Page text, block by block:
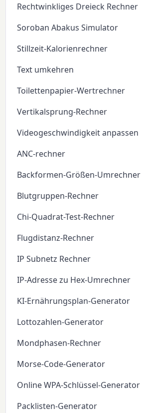
Rechtwinkliges Dreieck Rechner
Soroban Abakus Simulator
Stillzeit-Kalorienrechner
Text umkehren
Toilettenpapier-Wertrechner
Vertikalsprung-Rechner
Videogeschwindigkeit anpassen
ANC-rechner
Backformen-Größen-Umrechner
Blutgruppen-Rechner
Chi-Quadrat-Test-Rechner
Flugdistanz-Rechner
IP Subnetz Rechner
IP-Adresse zu Hex-Umrechner
KI-Ernährungsplan-Generator
Lottozahlen-Generator
Mondphasen-Rechner
Morse-Code-Generator
Online WPA-Schlüssel-Generator
Packlisten-Generator